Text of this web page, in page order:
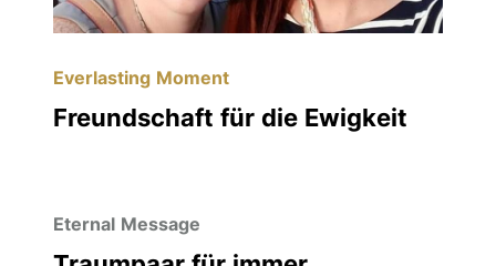
Everlasting Moment
Freundschaft für die Ewigkeit
Eternal Message